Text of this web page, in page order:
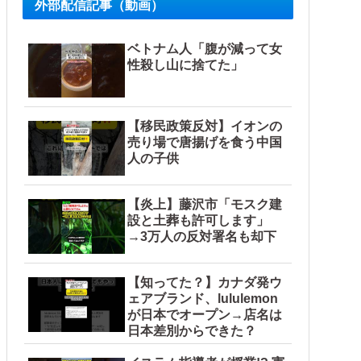
外部配信記事（動画）
ベトナム人「腹が減って女
性殺し山に捨てた」
【移民政策反対】イオンの
売り場で唐揚げを食う中国
人の子供
【炎上】藤沢市「モスク建
設と土葬も許可します」
→3万人の反対署名も却下
【知ってた？】カナダ発ウ
ェアブランド、lululemon
が日本でオープン→店名は
日本差別からできた？